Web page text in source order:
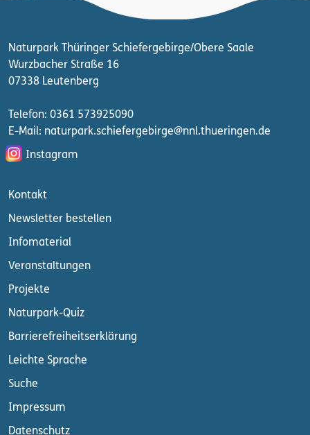
Naturpark Thüringer Schiefergebirge/Obere Saale
Wurzbacher Straße 16
07338 Leutenberg
Telefon: 0361 573925090
E-Mail: naturpark.schiefergebirge@nnl.thueringen.de
Instagram
Kontakt
Newsletter bestellen
Infomaterial
Veranstaltungen
Projekte
Naturpark-Quiz
Barrierefreiheitserklärung
Leichte Sprache
Suche
Impressum
Datenschutz